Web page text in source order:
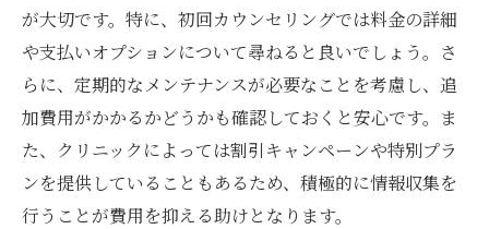
が大切です。特に、初回カウンセリングでは料金の詳細
や支払いオプションについて尋ねると良いでしょう。さ
らに、定期的なメンテナンスが必要なことを考慮し、追
加費用がかかるかどうかも確認しておくと安心です。ま
た、クリニックによっては割引キャンペーンや特別プラ
ンを提供していることもあるため、積極的に情報収集を
行うことが費用を抑える助けとなります。